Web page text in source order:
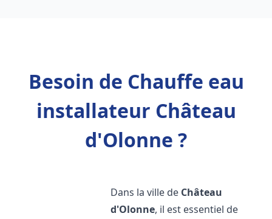
Besoin de Chauffe eau
installateur Château
d'Olonne ?
Dans la ville de Château
d'Olonne, il est essentiel de